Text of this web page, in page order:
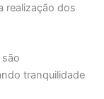
realização dos
tranquilidade